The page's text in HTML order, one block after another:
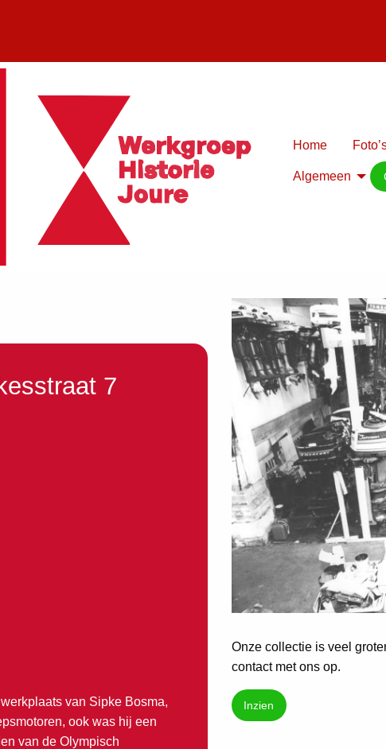
Home
Algemeen
7
van Sipke Bosma,
ook was hij een
van de Olympisch
Onze collectie is veel
contact met ons op.
Inzien